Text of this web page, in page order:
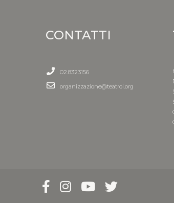
CONTATTI
02.8323156
organizzazione@teatroi.org